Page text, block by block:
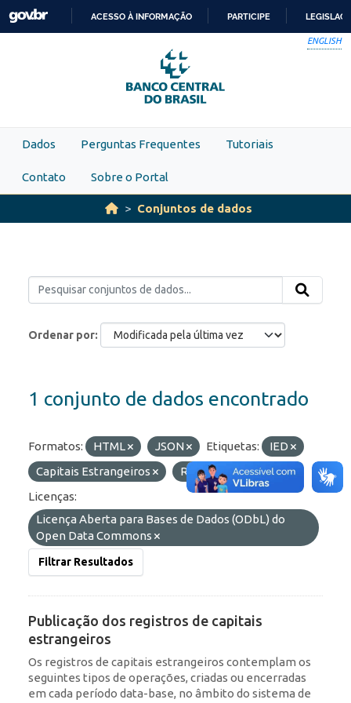
Skip to main content
PARA
O
CONTEÚDO
ACESSO À INFORMAÇÃO PARTICIPE
ENGLISH
Dados Perguntas Frequentes Tutoriais
Contato Sobre o Portal
Conjuntos de dados
Ordenar por
1 conjunto de dados encontrado
Formatos: HTML JSON Etiquetas:
IED
Capitais Estrangeiros
RDE
ROF
Licenças:
Licença Aberta para Bases de Dados (ODbL) do
Open Data Commons
Filtrar Resultados
Publicação dos registros de capitais
estrangeiros
Os registros de capitais estrangeiros contemplam os
seguintes tipos de operações, criadas ou encerradas
em cada período data-base, no âmbito do sistema de